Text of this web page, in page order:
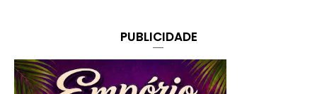
PUBLICIDADE